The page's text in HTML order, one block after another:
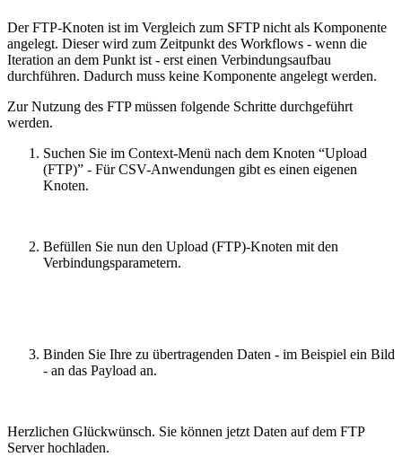
Der FTP-Knoten ist im Vergleich zum SFTP nicht als Komponente
angelegt. Dieser wird zum Zeitpunkt des Workflows - wenn die
Iteration an dem Punkt ist - erst einen Verbindungsaufbau
durchführen. Dadurch muss keine Komponente angelegt werden.
Zur Nutzung des FTP müssen folgende Schritte durchgeführt
werden.
Suchen Sie im Context-Menü nach dem Knoten “Upload
(FTP)” - Für CSV-Anwendungen gibt es einen eigenen
Knoten.
Befüllen Sie nun den Upload (FTP)-Knoten mit den
Verbindungsparametern.
Binden Sie Ihre zu übertragenden Daten - im Beispiel ein Bild
- an das Payload an.
Herzlichen Glückwünsch. Sie können jetzt Daten auf dem FTP
Server hochladen.